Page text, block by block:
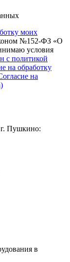
моих
№152-ФЗ «О
условия
с политикой
на обработку
на
Пушкино:
в